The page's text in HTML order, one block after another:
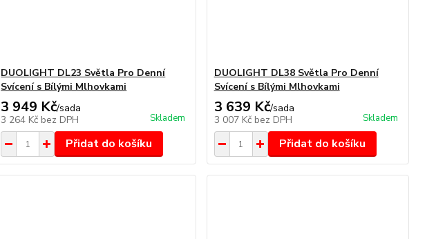
DUOLIGHT DL23 Světla Pro Denní
Svícení s Bílými Mlhovkami
3 949 Kč/sada
3 264 Kč bez DPH Skladem
Přidat do košíku
DUOLIGHT DL38 Světla Pro Denní
Svícení s Bílými Mlhovkami
3 639 Kč/sada
3 007 Kč bez DPH Skladem
Přidat do košíku